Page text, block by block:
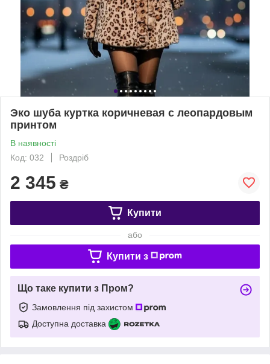
Эко шуба куртка коричневая с леопардовым
принтом
В наявності
Код: 032
Роздріб
2 345 ₴
Купити
або
Купити з
Що таке купити з Пром?
Замовлення під захистом
Доступна доставка